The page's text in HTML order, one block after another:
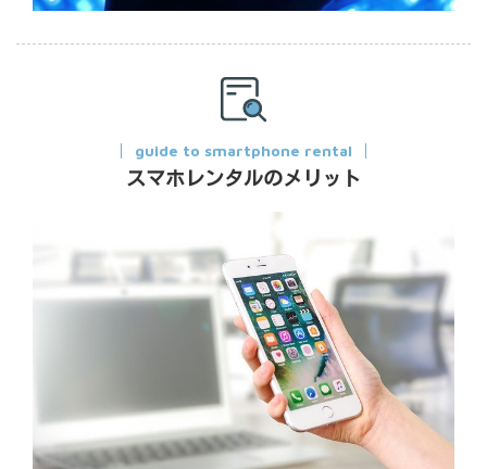
guide to smartphone rental
スマホレンタルのメリット